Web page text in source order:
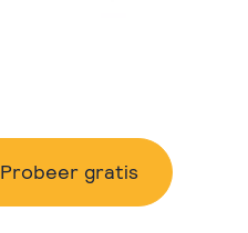
Probeer gratis